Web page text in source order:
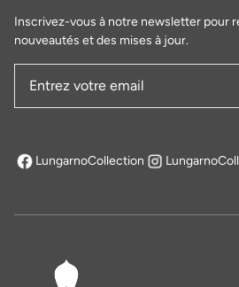
Inscrivez-vous à notre newsletter pour
nouveautés et des mises à jour.
LungarnoCollection
s'ouvre dans un nouvel onglet